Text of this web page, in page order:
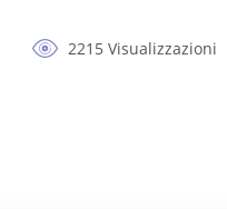
2215 Visualizzazioni